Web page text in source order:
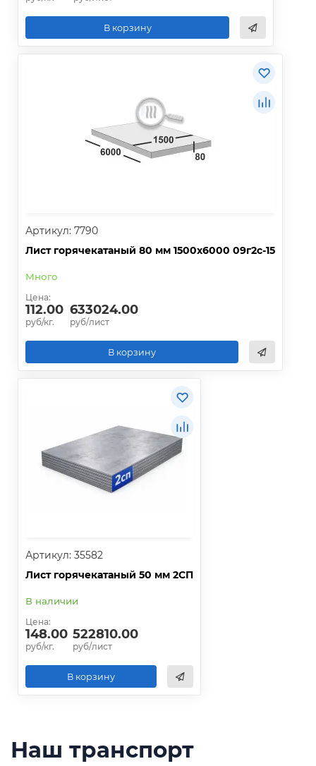
В корзину
Артикул: 7790
Лист горячекатаный 80 мм 1500х6000 09г2с-15
Много
Цена:
112.00
руб/кг.
633024.00
руб/лист
В корзину
Артикул: 35582
Лист горячекатаный 50 мм 2СП
В наличии
Цена:
148.00
руб/кг.
522810.00
руб/лист
В корзину
Наш транспорт